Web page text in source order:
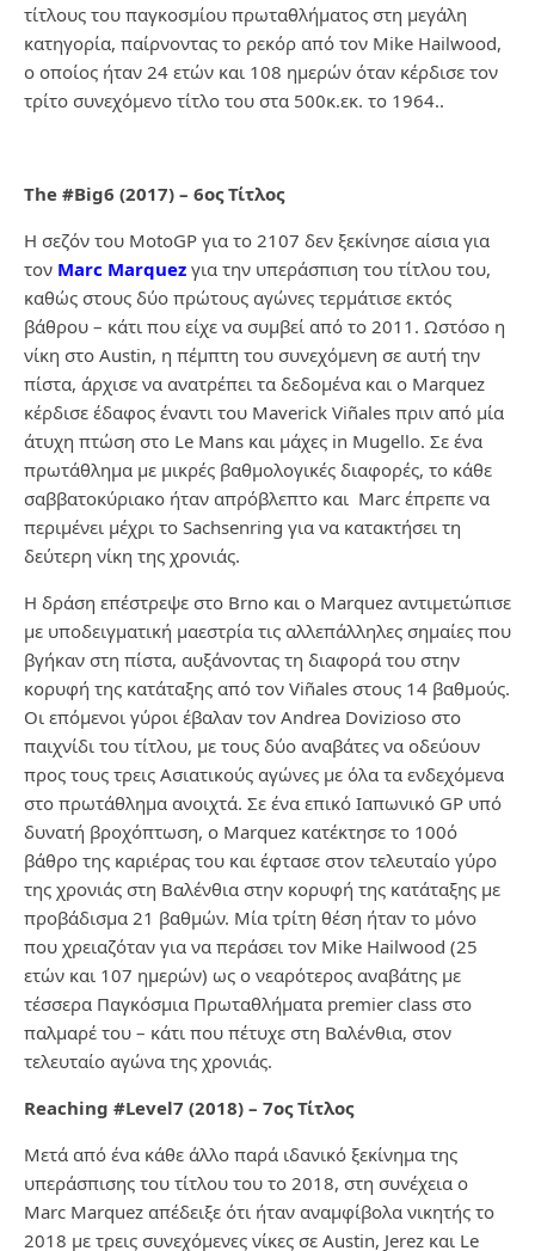
τίτλους του παγκοσμίου πρωταθλήματος στη μεγάλη
κατηγορία, παίρνοντας το ρεκόρ από τον Mike Hailwood,
ο οποίος ήταν 24 ετών και 108 ημερών όταν κέρδισε τον
τρίτο συνεχόμενο τίτλο του στα 500κ.εκ. το 1964..
The #Big6 (2017) – 6οςΤίτλος
Η σεζόν του MotoGP για το 2107 δεν ξεκίνησε αίσια για
τον Marc Marquez για την υπεράσπιση του τίτλου του,
καθώς στους δύο πρώτους αγώνες τερμάτισε εκτός
βάθρου – κάτι που είχε να συμβεί από το 2011. Ωστόσο η
νίκη στο Austin, η πέμπτη του συνεχόμενη σε αυτή την
πίστα, άρχισε να ανατρέπει τα δεδομένα και ο Marquez
κέρδισε έδαφος έναντι του Maverick Viñales πριν από μία
άτυχη πτώση στο Le Mans και μάχες in Mugello. Σε ένα
πρωτάθλημα με μικρές βαθμολογικές διαφορές, το κάθε
σαββατοκύριακο ήταν απρόβλεπτο και Marc έπρεπε να
περιμένει μέχρι το Sachsenring για να κατακτήσει τη
δεύτερη νίκη της χρονιάς.
Η δράση επέστρεψε στο Brno και ο Marquez αντιμετώπισε
με υποδειγματική μαεστρία τις αλλεπάλληλες σημαίες που
βγήκαν στη πίστα, αυξάνοντας τη διαφορά του στην
κορυφή της κατάταξης από τον Viñales στους 14 βαθμούς.
Οι επόμενοι γύροι έβαλαν τον Andrea Dovizioso στο
παιχνίδι του τίτλου, με τους δύο αναβάτες να οδεύουν
προς τους τρεις Ασιατικούς αγώνες με όλα τα ενδεχόμενα
στο πρωτάθλημα ανοιχτά. Σε ένα επικό Ιαπωνικό GP υπό
δυνατή βροχόπτωση, ο Marquez κατέκτησε το 100ό
βάθρο της καριέρας του και έφτασε στον τελευταίο γύρο
της χρονιάς στη Βαλένθια στην κορυφή της κατάταξης με
προβάδισμα 21 βαθμών. Μία τρίτη θέση ήταν το μόνο
που χρειαζόταν για να περάσει τον Mike Hailwood (25
ετών και 107 ημερών) ως ο νεαρότερος αναβάτης με
τέσσερα Παγκόσμια Πρωταθλήματα premier class στο
παλμαρέ του – κάτι που πέτυχε στη Βαλένθια, στον
τελευταίο αγώνα της χρονιάς.
Reaching #Level7 (2018) – 7οςΤίτλος
Μετά από ένα κάθε άλλο παρά ιδανικό ξεκίνημα της
υπεράσπισης του τίτλου του το 2018, στη συνέχεια ο
Marc Marquez απέδειξε ότι ήταν αναμφίβολα νικητής το
2018 με τρεις συνεχόμενες νίκες σε Austin, Jerez και Le